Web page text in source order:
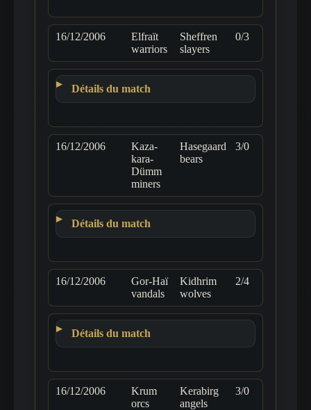
16/12/2006
Elfraït
warriors
Sheffren
slayers
0/3
Détails du match
16/12/2006
Kaza-
kara-
Dümm
miners
Hasegaard
bears
3/0
Détails du match
16/12/2006
Gor-Haï
vandals
Kidhrim
wolves
2/4
Détails du match
16/12/2006
Krum
orcs
Kerabirg
angels
3/0